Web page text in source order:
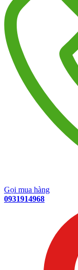
Gọi mua hàng
0931914968